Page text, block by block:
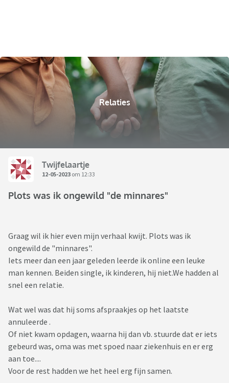
Relaties
Twijfelaartje
12-05-2023 om 12:33
Plots was ik ongewild "de minnares"
Graag wil ik hier even mijn verhaal kwijt. Plots was ik
ongewild de "minnares".
Iets meer dan een jaar geleden leerde ik online een leuke
man kennen. Beiden single, ik kinderen, hij niet.We hadden al
snel een relatie.
Wat wel was dat hij soms afspraakjes op het laatste
annuleerde .
Of niet kwam opdagen, waarna hij dan vb. stuurde dat er iets
gebeurd was, oma was met spoed naar ziekenhuis en er erg
aan toe....
Voor de rest hadden we het heel erg fijn samen.